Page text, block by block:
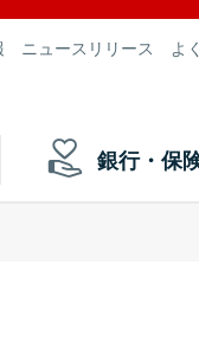
ニュースリリース よ
銀行・保